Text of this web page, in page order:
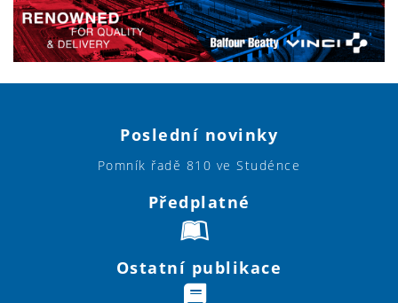
Poslední novinky
Pomník řadě 810 ve Studénce
Předplatné
Ostatní publikace